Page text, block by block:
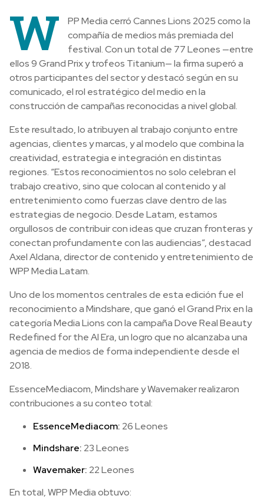
W
PP Media cerró Cannes Lions 2025 como la
compañía de medios más premiada del
festival. Con un total de 77 Leones —entre
ellos 9 Grand Prix y trofeos Titanium— la firma superó a
otros participantes del sector y destacó según en su
comunicado, el rol estratégico del medio en la
construcción de campañas reconocidas a nivel global.
Este resultado, lo atribuyen al trabajo conjunto entre
agencias, clientes y marcas, y al modelo que combina la
creatividad, estrategia e integración en distintas
regiones. “Estos reconocimientos no solo celebran el
trabajo creativo, sino que colocan al contenido y al
entretenimiento como fuerzas clave dentro de las
estrategias de negocio. Desde Latam, estamos
orgullosos de contribuir con ideas que cruzan fronteras y
conectan profundamente con las audiencias”, destacad
Axel Aldana, director de contenido y entretenimiento de
WPP Media Latam.
Uno de los momentos centrales de esta edición fue el
reconocimiento a Mindshare, que ganó el Grand Prix en la
categoría Media Lions con la campaña Dove Real Beauty
Redefined for the AI Era, un logro que no alcanzaba una
agencia de medios de forma independiente desde el
2018.
EssenceMediacom, Mindshare y Wavemaker realizaron
contribuciones a su conteo total:
EssenceMediacom: 26 Leones
Mindshare: 23 Leones
Wavemaker: 22 Leones
En total, WPP Media obtuvo: